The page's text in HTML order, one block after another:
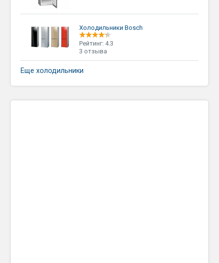
Холодильники Bosch
Рейтинг: 4.3
3 отзыва
Еще холодильники